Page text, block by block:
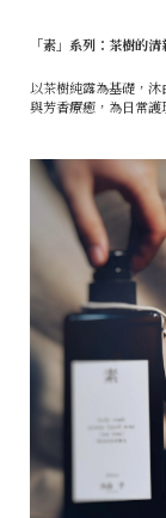
「素」系列：茶樹的
以茶樹純露為基礎，
與芳香療癒，為日常護